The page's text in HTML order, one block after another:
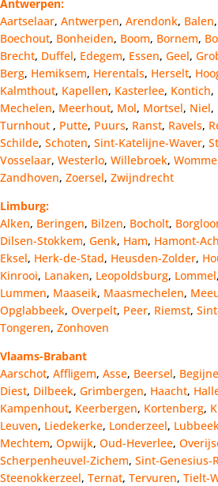
Antwerpen:
Aartselaar, Antwerpen, Arendonk, Balen,
Boechout, Bonheiden, Boom, Bornem,
Brecht, Duffel, Edegem, Essen, Geel,
Berg, Hemiksem, Herentals, Herselt,
Kalmthout, Kapellen, Kasterlee, Kontich,
Mechelen, Meerhout, Mol, Mortsel, Niel,
Turnhout , Putte, Puurs, Ranst, Ravels,
Schilde, Schoten, Sint-Katelijne-Waver,
Vosselaar, Westerlo, Willebroek,
Zandhoven, Zoersel, Zwijndrecht
Limburg:
Alken, Beringen, Bilzen, Bocholt,
Dilsen-Stokkem, Genk, Ham, Hamont-
Eksel, Herk-de-Stad, Heusden-Zolder,
Kinrooi, Lanaken, Leopoldsburg, Lommel,
Lummen, Maaseik, Maasmechelen,
Opglabbeek, Overpelt, Peer, Riemst,
Tongeren, Zonhoven
Vlaams-Brabant
Aarschot, Affligem, Asse, Beersel,
Diest, Dilbeek, Grimbergen, Haacht,
Kampenhout, Keerbergen, Kortenberg,
Leuven, Liedekerke, Londerzeel, Lubbeek
Mechtem, Opwijk, Oud-Heverlee,
Scherpenheuvel-Zichem, Sint-Genesius-
Steenokkerzeel, Ternat, Tervuren, Tielt-